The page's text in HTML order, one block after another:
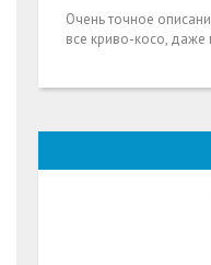
Очень точное
все криво-косо, даже